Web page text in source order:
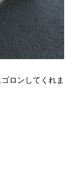
ロンしてくれま